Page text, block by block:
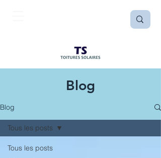
Blog
Blog
Tous les posts
Tous les posts